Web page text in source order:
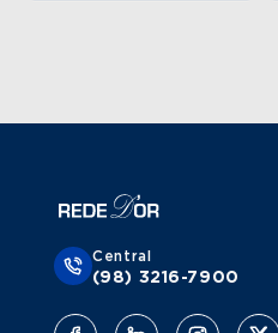
Central
(98) 3216-7900